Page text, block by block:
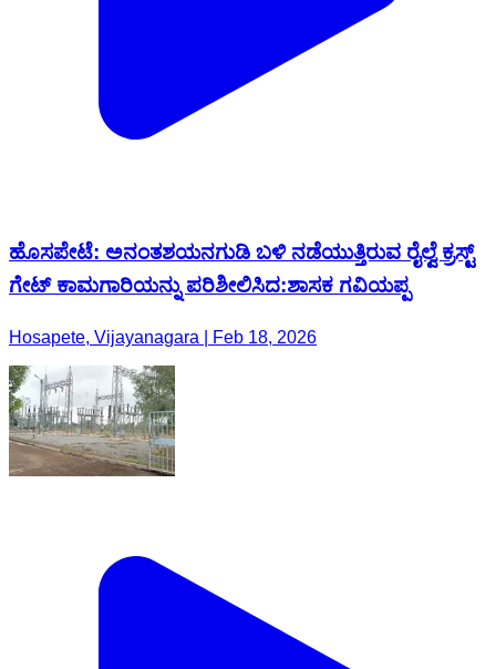
ಹೊಸಪೇಟೆ: ಅನಂತಶಯನಗುಡಿ ಬಳಿ ನಡೆಯುತ್ತಿರುವ ರೈಲ್ವೆ ಕ್ರಸ್ಟ್
ಗೇಟ್ ಕಾಮಗಾರಿಯನ್ನು ಪರಿಶೀಲಿಸಿದ:ಶಾಸಕ ಗವಿಯಪ್ಪ
Hosapete, Vijayanagara | Feb 18, 2026